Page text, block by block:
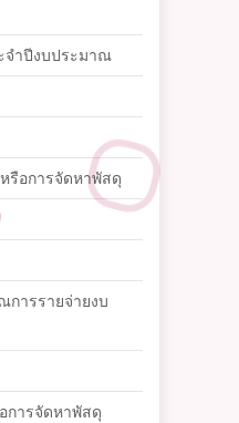
จำปีงบประมาณ
รือการจัดหาพัสดุ
การรายจ่ายงบ
การจัดหาพัสดุ